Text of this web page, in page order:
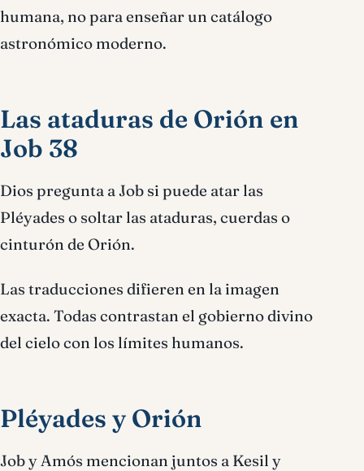
humana, no para enseñar un catálogo
astronómico moderno.
Las ataduras de Orión en
Job 38
Dios pregunta a Job si puede atar las
Pléyades o soltar las ataduras, cuerdas o
cinturón de Orión.
Las traducciones difieren en la imagen
exacta. Todas contrastan el gobierno divino
del cielo con los límites humanos.
Pléyades y Orión
Job y Amós mencionan juntos a Kesil y